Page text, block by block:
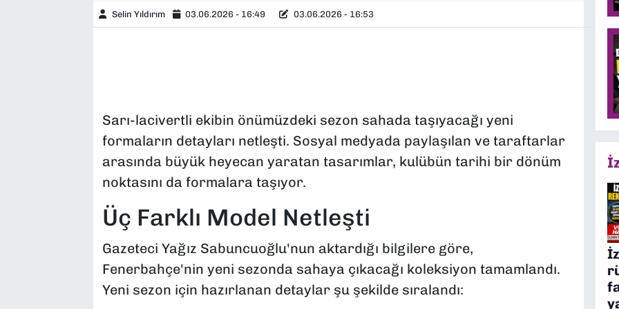
Selin Yıldırım 03.06.2026 - 16:49 03.06.2026 - 16:53
Sarı-lacivertli ekibin önümüzdeki sezon sahada taşıyacağı yeni
formaların detayları netleşti. Sosyal medyada paylaşılan ve taraftarlar
arasında büyük heyecan yaratan tasarımlar, kulübün tarihi bir dönüm
noktasını da formalara taşıyor.
Üç Farklı Model Netleşti
Gazeteci Yağız Sabuncuoğlu'nun aktardığı bilgilere göre,
Fenerbahçe'nin yeni sezonda sahaya çıkacağı koleksiyon tamamlandı.
Yeni sezon için hazırlanan detaylar şu şekilde sıralandı: